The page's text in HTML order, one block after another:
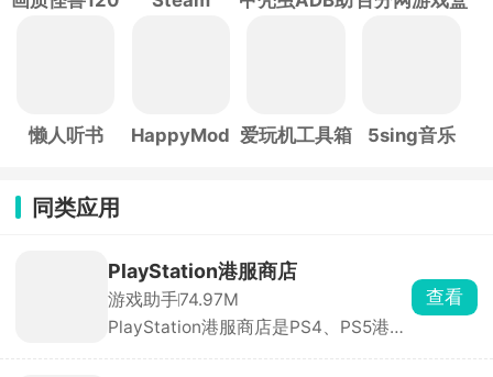
懒人听书 HappyMod 爱玩机工具箱 5sing音乐
同类应用
PlayStation港服商店
游戏助手74.97M
PlayStation港服商店是PS4、PS5港服
查看